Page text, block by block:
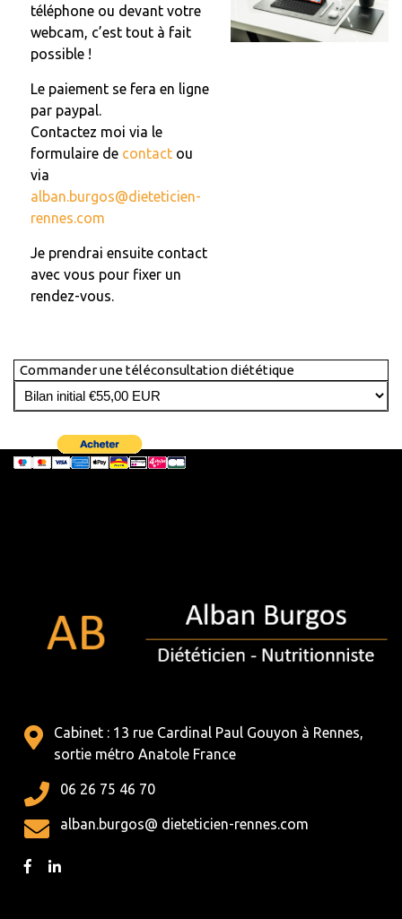
téléphone ou devant votre
webcam, c’est tout à fait
possible !
Le paiement se fera en ligne
par paypal.
Contactez moi via le
formulaire de contact ou
via
alban.burgos@dieteticien-
rennes.com
Je prendrai ensuite contact
avec vous pour fixer un
rendez-vous.
Commander une téléconsultation diététique
Cabinet : 13 rue Cardinal Paul Gouyon à Rennes,
sortie métro Anatole France
06 26 75 46 70
alban.burgos@ dieteticien-rennes.com